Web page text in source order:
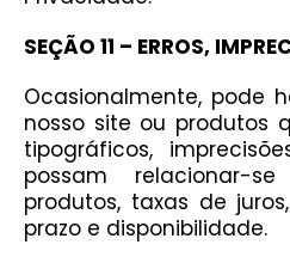
SEÇÃO 11 – ERROS,
Ocasionalmente, pode
nosso site ou produtos
tipográficos,
possam relacionar-
produtos, taxas de
prazo e disponibilidade.